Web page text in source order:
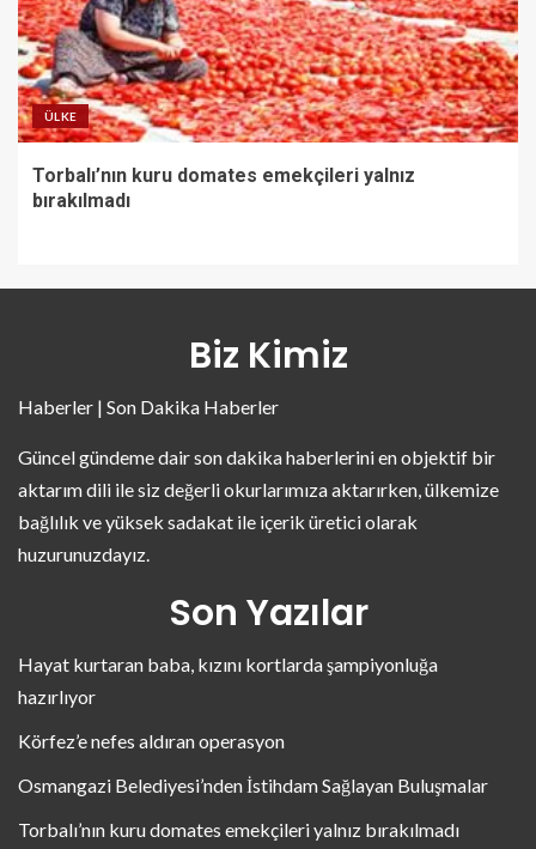
ÜLKE
Torbalı’nın kuru domates emekçileri yalnız
bırakılmadı
Biz Kimiz
Haberler | Son Dakika Haberler
Güncel gündeme dair son dakika haberlerini en objektif bir
aktarım dili ile siz değerli okurlarımıza aktarırken, ülkemize
bağlılık ve yüksek sadakat ile içerik üretici olarak
huzurunuzdayız.
Son Yazılar
Hayat kurtaran baba, kızını kortlarda şampiyonluğa
hazırlıyor
Körfez’e nefes aldıran operasyon
Osmangazi Belediyesi’nden İstihdam Sağlayan Buluşmalar
Torbalı’nın kuru domates emekçileri yalnız bırakılmadı